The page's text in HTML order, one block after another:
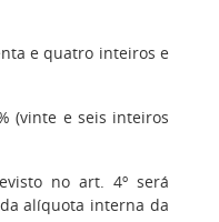
e quatro inteiros e
(vinte e seis inteiros
no art. 4º será
alíquota interna da